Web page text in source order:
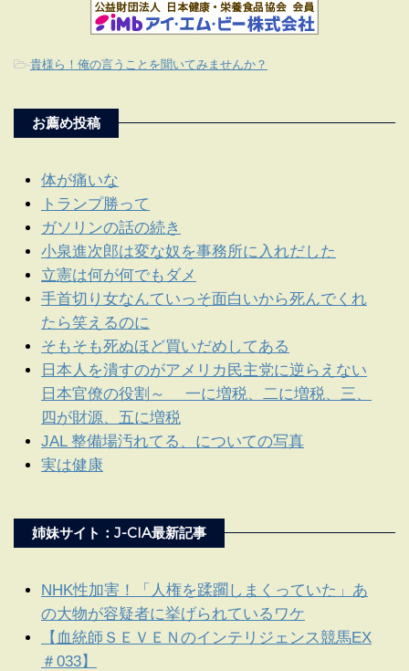
-貴様ら！俺の言うことを聞いてみませんか？
お薦め投稿
体が痛いな
トランプ勝って
ガソリンの話の続き
小泉進次郎は変な奴を事務所に入れだした
立憲は何が何でもダメ
手首切り女なんていっそ面白いから死んでくれ
たら笑えるのに
そもそも死ぬほど買いだめしてある
日本人を潰すのがアメリカ民主党に逆らえない
日本官僚の役割～ 一に増税、二に増税、三、
四が財源、五に増税
JAL 整備場汚れてる、についての写真
実は健康
姉妹サイト：J-CIA最新記事
NHK性加害！「人権を蹂躙しまくっていた」あ
の大物が容疑者に挙げられているワケ
【血統師ＳＥＶＥＮのインテリジェンス競馬EX
＃033】